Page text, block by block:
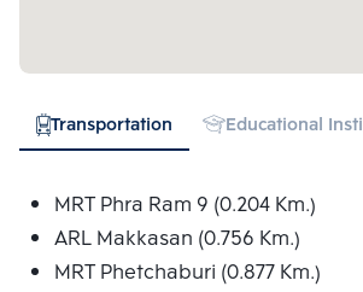
Transportation Educational
MRT Phra Ram 9 (0.204 Km.)
ARL Makkasan (0.756 Km.)
MRT Phetchaburi (0.877 Km.)